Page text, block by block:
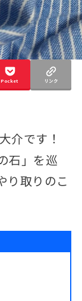
Pocket リンク
介です！
石」を巡
り取りのこ